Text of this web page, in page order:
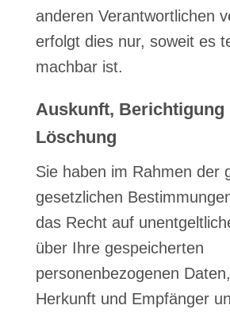
anderen Verantwortlichen
erfolgt dies nur, soweit es
machbar ist.
Auskunft, Berichtigung
Löschung
Sie haben im Rahmen der
gesetzlichen
das Recht auf
über Ihre gespeicherten
personenbezogenen
Herkunft und Empfänger